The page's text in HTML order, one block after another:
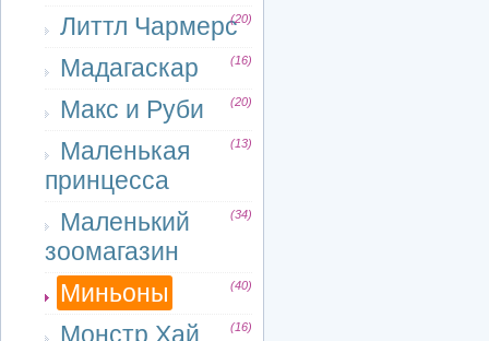
Литтл Чармерс(20)
Мадагаскар (16)
Макс и Руби (20)
Маленькая
принцесса
(13)
Маленький
зоомагазин
(34)
Миньоны (40)
Монстр Хай (16)